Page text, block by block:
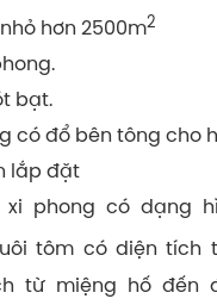
hơn 2500m2
bạt.
có đổ bên tông cho
lắp đặt
xi phong có dạng
tôm có diện tích
từ miệng hố đến